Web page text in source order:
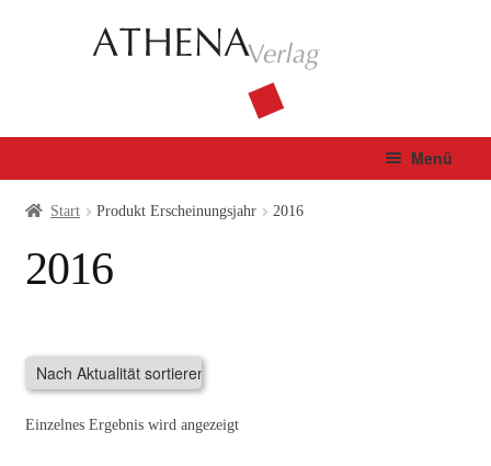
Menü
Verlag
Start Produkt Erscheinungsjahr 2016
2016
Einzelnes Ergebnis wird angezeigt